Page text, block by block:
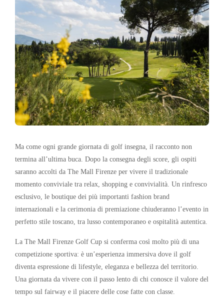
Ma come ogni grande giornata di golf insegna, il racconto non
termina all’ultima buca. Dopo la consegna degli score, gli ospiti
saranno accolti da The Mall Firenze per vivere il tradizionale
momento conviviale tra relax, shopping e convivialità. Un rinfresco
esclusivo, le boutique dei più importanti fashion brand
internazionali e la cerimonia di premiazione chiuderanno l’evento in
perfetto stile toscano, tra lusso contemporaneo e ospitalità autentica.
La The Mall Firenze Golf Cup si conferma così molto più di una
competizione sportiva: è un’esperienza immersiva dove il golf
diventa espressione di lifestyle, eleganza e bellezza del territorio.
Una giornata da vivere con il passo lento di chi conosce il valore del
tempo sul fairway e il piacere delle cose fatte con classe.